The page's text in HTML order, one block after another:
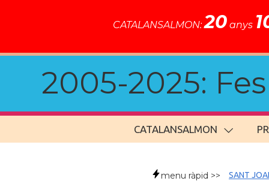
CATALANSALMON:20 anys
2005-2025:
CATALANSALMON
menu ràpid >> SANT